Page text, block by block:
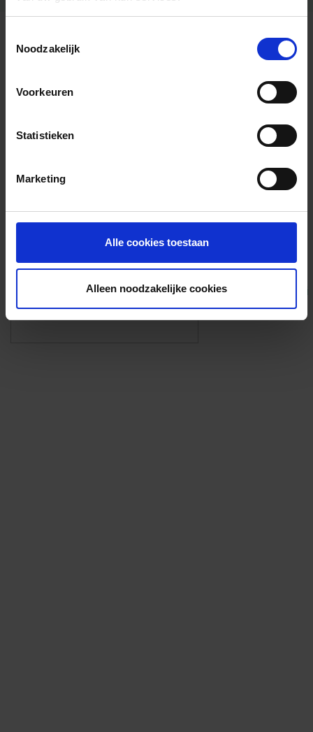
Noodzakelijk
Voorkeuren
Statistieken
Marketing
Alle cookies toestaan
Alleen noodzakelijke cookies
Algemene informatie
Foto’s ({{photos.length}})
Eigen foto’s